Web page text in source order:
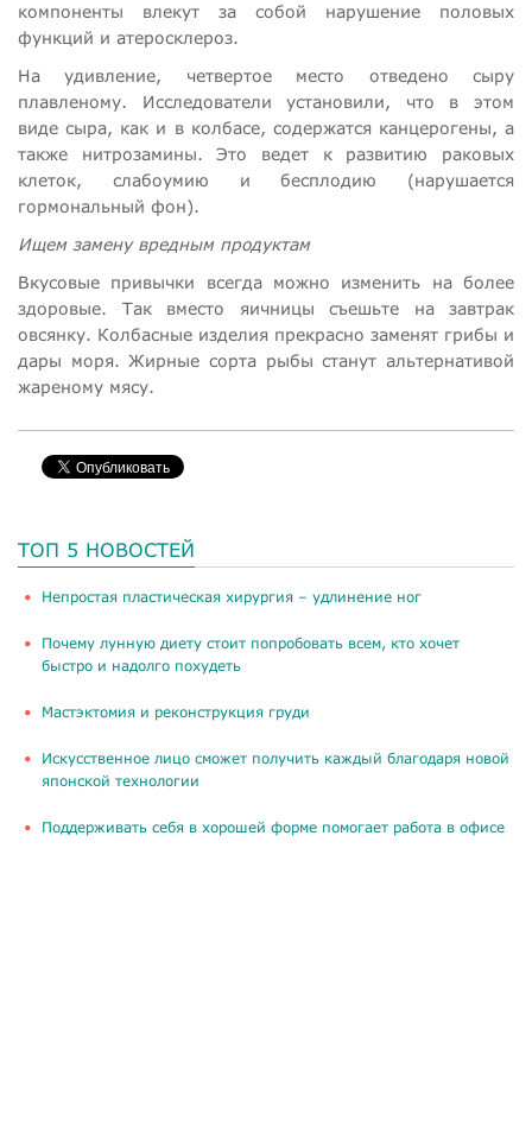
компоненты влекут за собой нарушение половых
функций и атеросклероз.
На удивление, четвертое место отведено сыру
плавленому. Исследователи установили, что в этом
виде сыра, как и в колбасе, содержатся канцерогены, а
также нитрозамины. Это ведет к развитию раковых
клеток, слабоумию и бесплодию (нарушается
гормональный фон).
Ищем замену вредным продуктам
Вкусовые привычки всегда можно изменить на более
здоровые. Так вместо яичницы съешьте на завтрак
овсянку. Колбасные изделия прекрасно заменят грибы и
дары моря. Жирные сорта рыбы станут альтернативой
жареному мясу.
ТОП 5 НОВОСТЕЙ
​Непростая пластическая хирургия – удлинение ног
Почему лунную диету стоит попробовать всем, кто хочет
быстро и надолго похудеть
Мастэктомия и реконструкция груди
Искусственное лицо сможет получить каждый благодаря новой
японской технологии
Поддерживать себя в хорошей форме помогает работа в офисе